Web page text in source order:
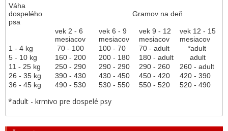
Váha
dospelého
psa
Gramov na deň
vek 2 - 6
mesiacov
vek 6 - 9
mesiacov
vek 9 - 12
mesiacov
vek 12 - 15
mesiacov
1 - 4 kg
70 - 100 100 - 70 70 - adult
*adult
5 - 10 kg
160 - 200 200 - 180 180 - adult
adult
11 - 25 kg
250 - 290 290 - 290 290 - 260
260 - adult
26 - 35 kg
390 - 430 430 - 450 450 - 420
420 - 390
36 - 45 kg
490 - 530 530 - 550 550 - 520 520 - 490
*adult - krmivo pre dospelé psy